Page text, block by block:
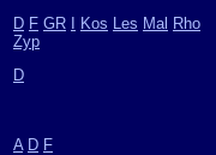
D F GR Kos Les Mal Rho
Zyp
D
A D F